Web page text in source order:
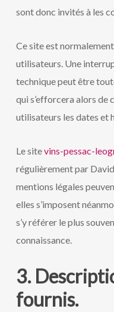
sont donc invités à les
Ce site est
utilisateurs. Une
technique peut être
qui s’efforcera alors de
utilisateurs les dates et
Le sitevins-pessac-
régulièrement par
mentions légales
elles s’imposent
s’y référer le plus
connaissance.
3.
fournis.